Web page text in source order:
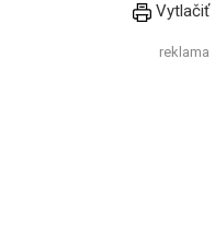
Vytlačiť
reklama